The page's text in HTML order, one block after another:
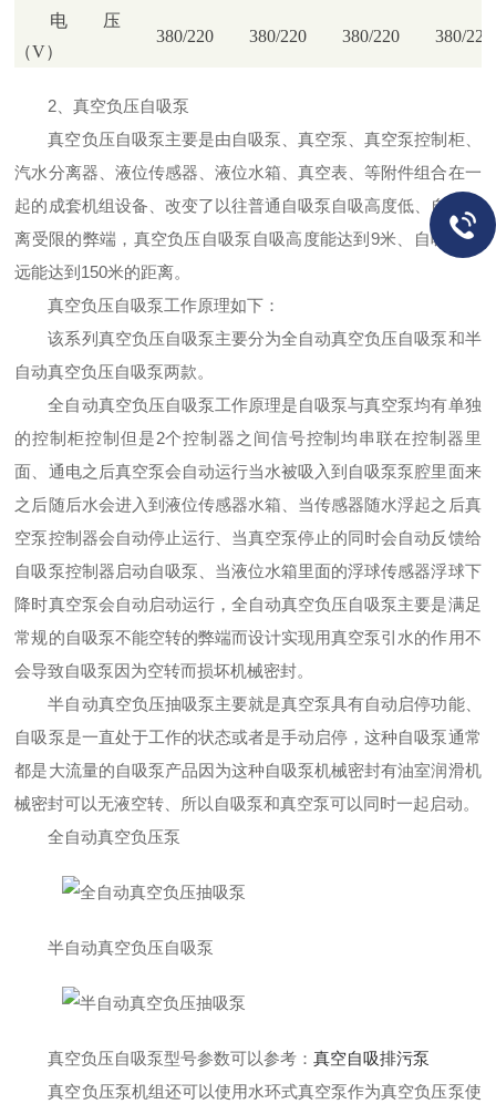
电压
（V）
380/220 380/220 380/220 380/220
2、真空负压自吸泵
真空负压自吸泵主要是由自吸泵、真空泵、真空泵控制柜、
汽水分离器、液位传感器、液位水箱、真空表、等附件组合在一
起的成套机组设备、改变了以往普通自吸泵自吸高度低、自吸距
离受限的弊端，真空负压自吸泵自吸高度能达到9米、自吸距离
远能达到150米的距离。
真空负压自吸泵工作原理如下：
该系列真空负压自吸泵主要分为全自动真空负压自吸泵和半
自动真空负压自吸泵两款。
全自动真空负压自吸泵工作原理是自吸泵与真空泵均有单独
的控制柜控制但是2个控制器之间信号控制均串联在控制器里
面、通电之后真空泵会自动运行当水被吸入到自吸泵泵腔里面来
之后随后水会进入到液位传感器水箱、当传感器随水浮起之后真
空泵控制器会自动停止运行、当真空泵停止的同时会自动反馈给
自吸泵控制器启动自吸泵、当液位水箱里面的浮球传感器浮球下
降时真空泵会自动启动运行，全自动真空负压自吸泵主要是满足
常规的自吸泵不能空转的弊端而设计实现用真空泵引水的作用不
会导致自吸泵因为空转而损坏机械密封。
半自动真空负压抽吸泵主要就是真空泵具有自动启停功能、
自吸泵是一直处于工作的状态或者是手动启停，这种自吸泵通常
都是大流量的自吸泵产品因为这种自吸泵机械密封有油室润滑机
械密封可以无液空转、所以自吸泵和真空泵可以同时一起启动。
全自动真空负压泵
半自动真空负压自吸泵
真空负压自吸泵型号参数可以参考：真空自吸排污泵
真空负压泵机组还可以使用水环式真空泵作为真空负压泵使